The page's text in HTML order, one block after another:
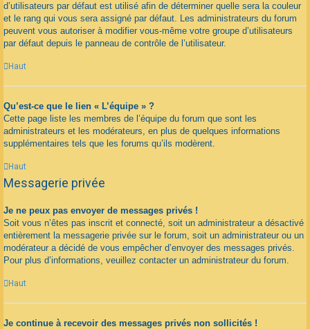
d’utilisateurs par défaut est utilisé afin de déterminer quelle sera la couleur
et le rang qui vous sera assigné par défaut. Les administrateurs du forum
peuvent vous autoriser à modifier vous-même votre groupe d’utilisateurs
par défaut depuis le panneau de contrôle de l’utilisateur.
Haut
Qu’est-ce que le lien « L’équipe » ?
Cette page liste les membres de l’équipe du forum que sont les
administrateurs et les modérateurs, en plus de quelques informations
supplémentaires tels que les forums qu’ils modèrent.
Haut
Messagerie privée
Je ne peux pas envoyer de messages privés !
Soit vous n’êtes pas inscrit et connecté, soit un administrateur a désactivé
entièrement la messagerie privée sur le forum, soit un administrateur ou un
modérateur a décidé de vous empêcher d’envoyer des messages privés.
Pour plus d’informations, veuillez contacter un administrateur du forum.
Haut
Je continue à recevoir des messages privés non sollicités !